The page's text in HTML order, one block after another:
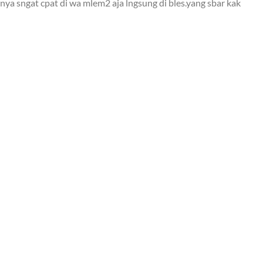
sngat cpat di wa mlem2 aja lngsung di bles.yang sbar kak